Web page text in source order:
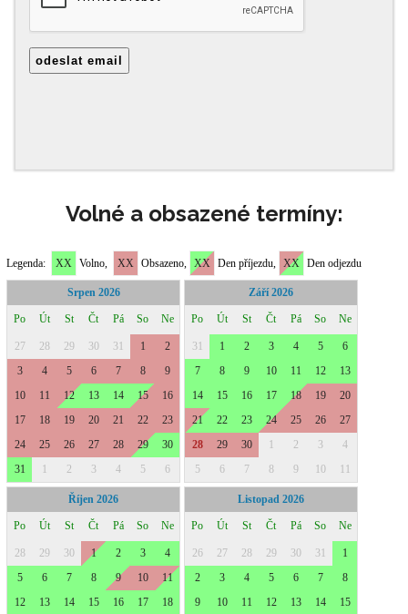
Volné a obsazené termíny: